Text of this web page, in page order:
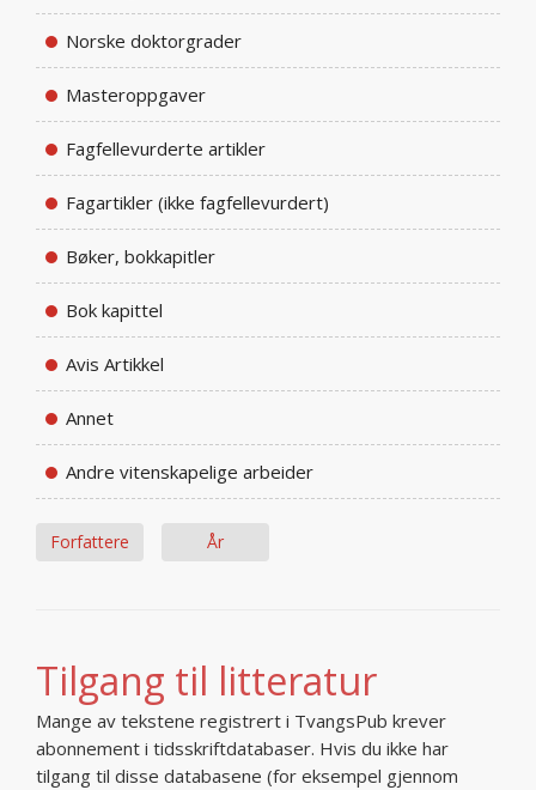
Norske doktorgrader
Masteroppgaver
Fagfellevurderte artikler
Fagartikler (ikke fagfellevurdert)
Bøker, bokkapitler
Bok kapittel
Avis Artikkel
Annet
Andre vitenskapelige arbeider
Forfattere År
Tilgang til litteratur
Mange av tekstene registrert i TvangsPub krever
abonnement i tidsskriftdatabaser. Hvis du ikke har
tilgang til disse databasene (for eksempel gjennom